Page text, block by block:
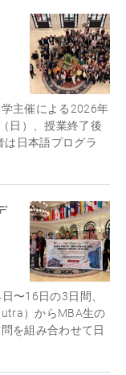
主催による2026年
日）、授業終了後
日本語プログラ
〜16日の3日間、
）からMBA生の
を組み合わせて日